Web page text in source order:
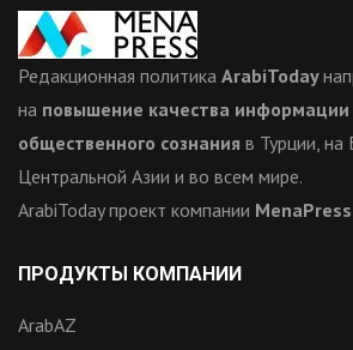
Редакционная политика ArabiToday
на повышение качества информации
общественного сознания в Турции,
Центральной Азии и во всем мире.
ArabiToday проект компании MenaPress
ПРОДУКТЫ КОМПАНИИ
ArabAZ